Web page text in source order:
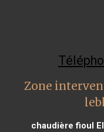
Zone
chaudière fioul